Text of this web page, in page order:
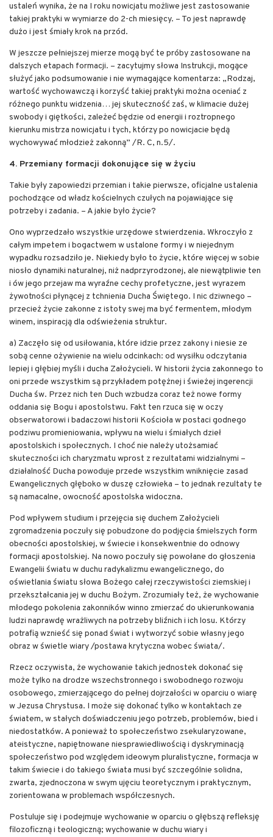
ustaleń wynika, że na I roku nowicjatu możliwe jest zastosowanie
takiej praktyki w wymiarze do 2-ch miesięcy. – To jest naprawdę
dużo i jest śmiały krok na przód.
W jeszcze pełniejszej mierze mogą być te próby zastosowane na
dalszych etapach formacji. – zacytujmy słowa Instrukcji, mogące
służyć jako podsumowanie i nie wymagające komentarza: „Rodzaj,
wartość wychowawczą i korzyść takiej praktyki można oceniać z
różnego punktu widzenia… jej skuteczność zaś, w klimacie dużej
swobody i giętkości, zależeć będzie od energii i roztropnego
kierunku mistrza nowicjatu i tych, którzy po nowicjacie będą
wychowywać młodzież zakonną” /R. C, n.5/.
4. Przemiany formacji dokonujące się w życiu
Takie były zapowiedzi przemian i takie pierwsze, oficjalne ustalenia
pochodzące od władz kościelnych czułych na pojawiające się
potrzeby i zadania. – A jakie było życie?
Ono wyprzedzało wszystkie urzędowe stwierdzenia. Wkroczyło z
całym impetem i bogactwem w ustalone formy i w niejednym
wypadku rozsadziło je. Niekiedy było to życie, które więcej w sobie
niosło dynamiki naturalnej, niż nadprzyrodzonej, ale niewątpliwie ten
i ów jego przejaw ma wyraźne cechy profetyczne, jest wyrazem
żywotności płynącej z tchnienia Ducha Świętego. I nic dziwnego –
przecież życie zakonne z istoty swej ma być fermentem, młodym
winem, inspiracją dla odświeżenia struktur.
a) Zaczęło się od usiłowania, które idzie przez zakony i niesie ze
sobą cenne ożywienie na wielu odcinkach: od wysiłku odczytania
lepiej i głębiej myśli i ducha Założycieli. W historii życia zakonnego to
oni przede wszystkim są przykładem potężnej i świeżej ingerencji
Ducha św. Przez nich ten Duch wzbudza coraz też nowe formy
oddania się Bogu i apostolstwu. Fakt ten rzuca się w oczy
obserwatorowi i badaczowi historii Kościoła w postaci godnego
podziwu promieniowania, wpływu na wielu i śmiałych dzieł
apostolskich i społecznych. I choć nie należy utożsamiać
skuteczności ich charyzmatu wprost z rezultatami widzialnymi –
działalność Ducha powoduje przede wszystkim wniknięcie zasad
Ewangelicznych głęboko w duszę człowieka – to jednak rezultaty te
są namacalne, owocność apostolska widoczna.
Pod wpływem studium i przejęcia się duchem Założycieli
zgromadzenia poczuły się pobudzone do podjęcia śmielszych form
obecności apostolskiej, w świecie i konsekwentnie do odnowy
formacji apostolskiej. Na nowo poczuły się powołane do głoszenia
Ewangelii światu w duchu radykalizmu ewangelicznego, do
oświetlania światu słowa Bożego całej rzeczywistości ziemskiej i
przekształcania jej w duchu Bożym. Zrozumiały też, że wychowanie
młodego pokolenia zakonników winno zmierzać do ukierunkowania
ludzi naprawdę wrażliwych na potrzeby bliźnich i ich losu. Którzy
potrafią wznieść się ponad świat i wytworzyć sobie własny jego
obraz w świetle wiary /postawa krytyczna wobec świata/.
Rzecz oczywista, że wychowanie takich jednostek dokonać się
może tylko na drodze wszechstronnego i swobodnego rozwoju
osobowego, zmierzającego do pełnej dojrzałości w oparciu o wiarę
w Jezusa Chrystusa. I może się dokonać tylko w kontaktach ze
światem, w stałych doświadczeniu jego potrzeb, problemów, bied i
niedostatków. A ponieważ to społeczeństwo zsekularyzowane,
ateistyczne, napiętnowane niesprawiedliwością i dyskryminacją
społeczeństwo pod względem ideowym pluralistyczne, formacja w
takim świecie i do takiego świata musi być szczególnie solidna,
zwarta, zjednoczona w swym ujęciu teoretycznym i praktycznym,
zorientowana w problemach współczesnych.
Postuluje się i podejmuje wychowanie w oparciu o głębszą refleksję
filozoficzną i teologiczną; wychowanie w duchu wiary i